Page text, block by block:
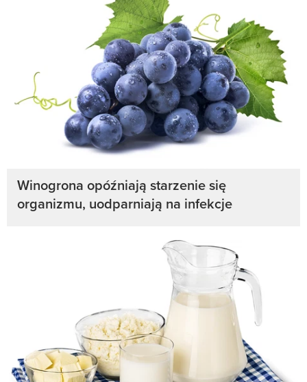
Winogrona opóźniają starzenie się
organizmu, uodparniają na infekcje